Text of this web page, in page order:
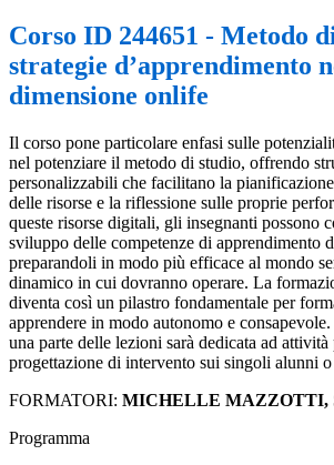
Corso ID 244651 - Metodo
strategie d’apprendimento
dimensione onlife
Il corso pone particolare enfasi sulle
nel potenziare il metodo di studio, offrendo
personalizzabili che facilitano la
delle risorse e la riflessione sulle proprie
queste risorse digitali, gli insegnanti possono
sviluppo delle competenze di apprendimento
preparandoli in modo più efficace al mondo
dinamico in cui dovranno operare. La
diventa così un pilastro fondamentale per
apprendere in modo autonomo e
una parte delle lezioni sarà dedicata ad attività
progettazione di intervento sui singoli alunni o
FORMATORI: MICHELLE MAZZOTTI,
Programma